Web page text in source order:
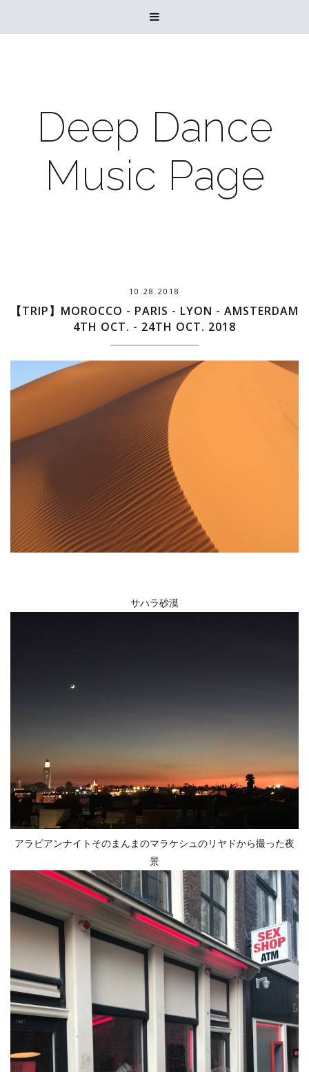

Deep Dance
Music Page
10.28.2018
【TRIP】MOROCCO - PARIS - LYON - AMSTERDAM
4TH OCT. - 24TH OCT. 2018
サハラ砂漠
アラビアンナイトそのまんまのマラケシュのリヤドから撮った夜
景